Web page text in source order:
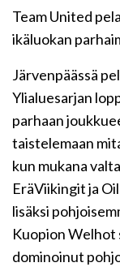
Team United
ikäluokan
Järvenpäässä
Ylialuesarjan
parhaan
taistelemaan
kun mukana
EräViikingit ja
lisäksi
Kuopion Welhot
dominoinut